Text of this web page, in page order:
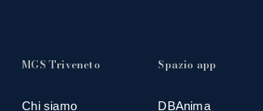
MGS Triveneto
Chi siamo
Spazio app
DBAnima